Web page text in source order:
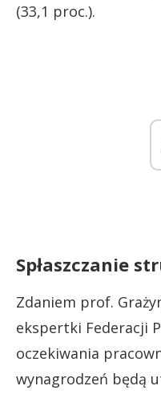
(33,1 proc.).
Spłaszczanie
Zdaniem prof.
ekspertki Federacji
oczekiwania
wynagrodzeń będą